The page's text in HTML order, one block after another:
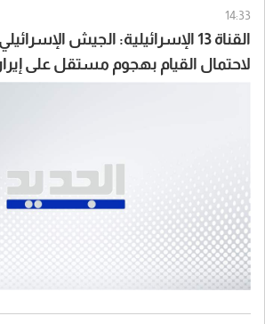
14:33
القناة 13 الإسرائيلية: الجيش
لاحتمال القيام بهجوم مستقل على